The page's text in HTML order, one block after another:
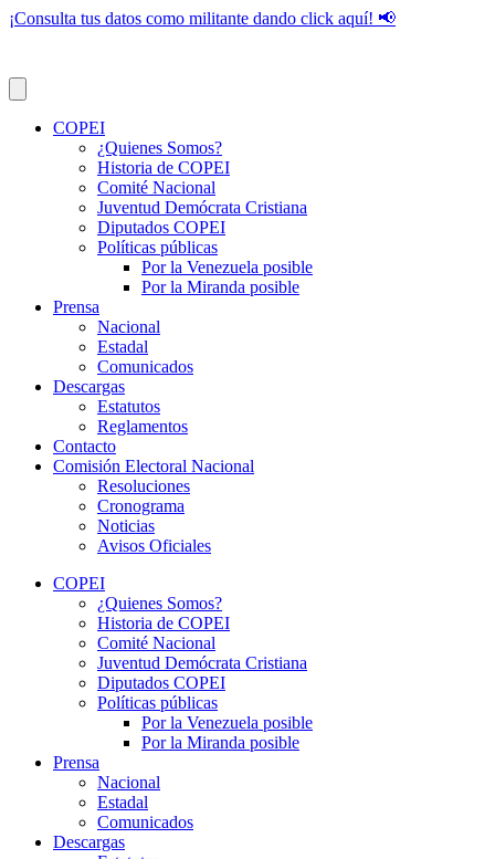
¡Consulta tus datos como militante dando click aquí! 📢
COPEI
¿Quienes Somos?
Historia de COPEI
Comité Nacional
Juventud Demócrata Cristiana
Diputados COPEI
Políticas públicas
Por la Venezuela posible
Por la Miranda posible
Prensa
Nacional
Estadal
Comunicados
Descargas
Estatutos
Reglamentos
Contacto
Comisión Electoral Nacional
Resoluciones
Cronograma
Noticias
Avisos Oficiales
COPEI
¿Quienes Somos?
Historia de COPEI
Comité Nacional
Juventud Demócrata Cristiana
Diputados COPEI
Políticas públicas
Por la Venezuela posible
Por la Miranda posible
Prensa
Nacional
Estadal
Comunicados
Descargas